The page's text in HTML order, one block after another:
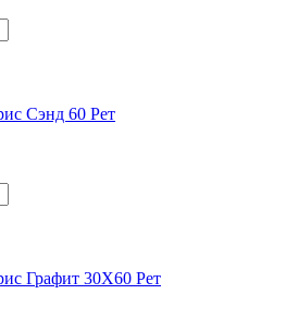
Сэнд 60 Рет
Графит 30X60 Рет